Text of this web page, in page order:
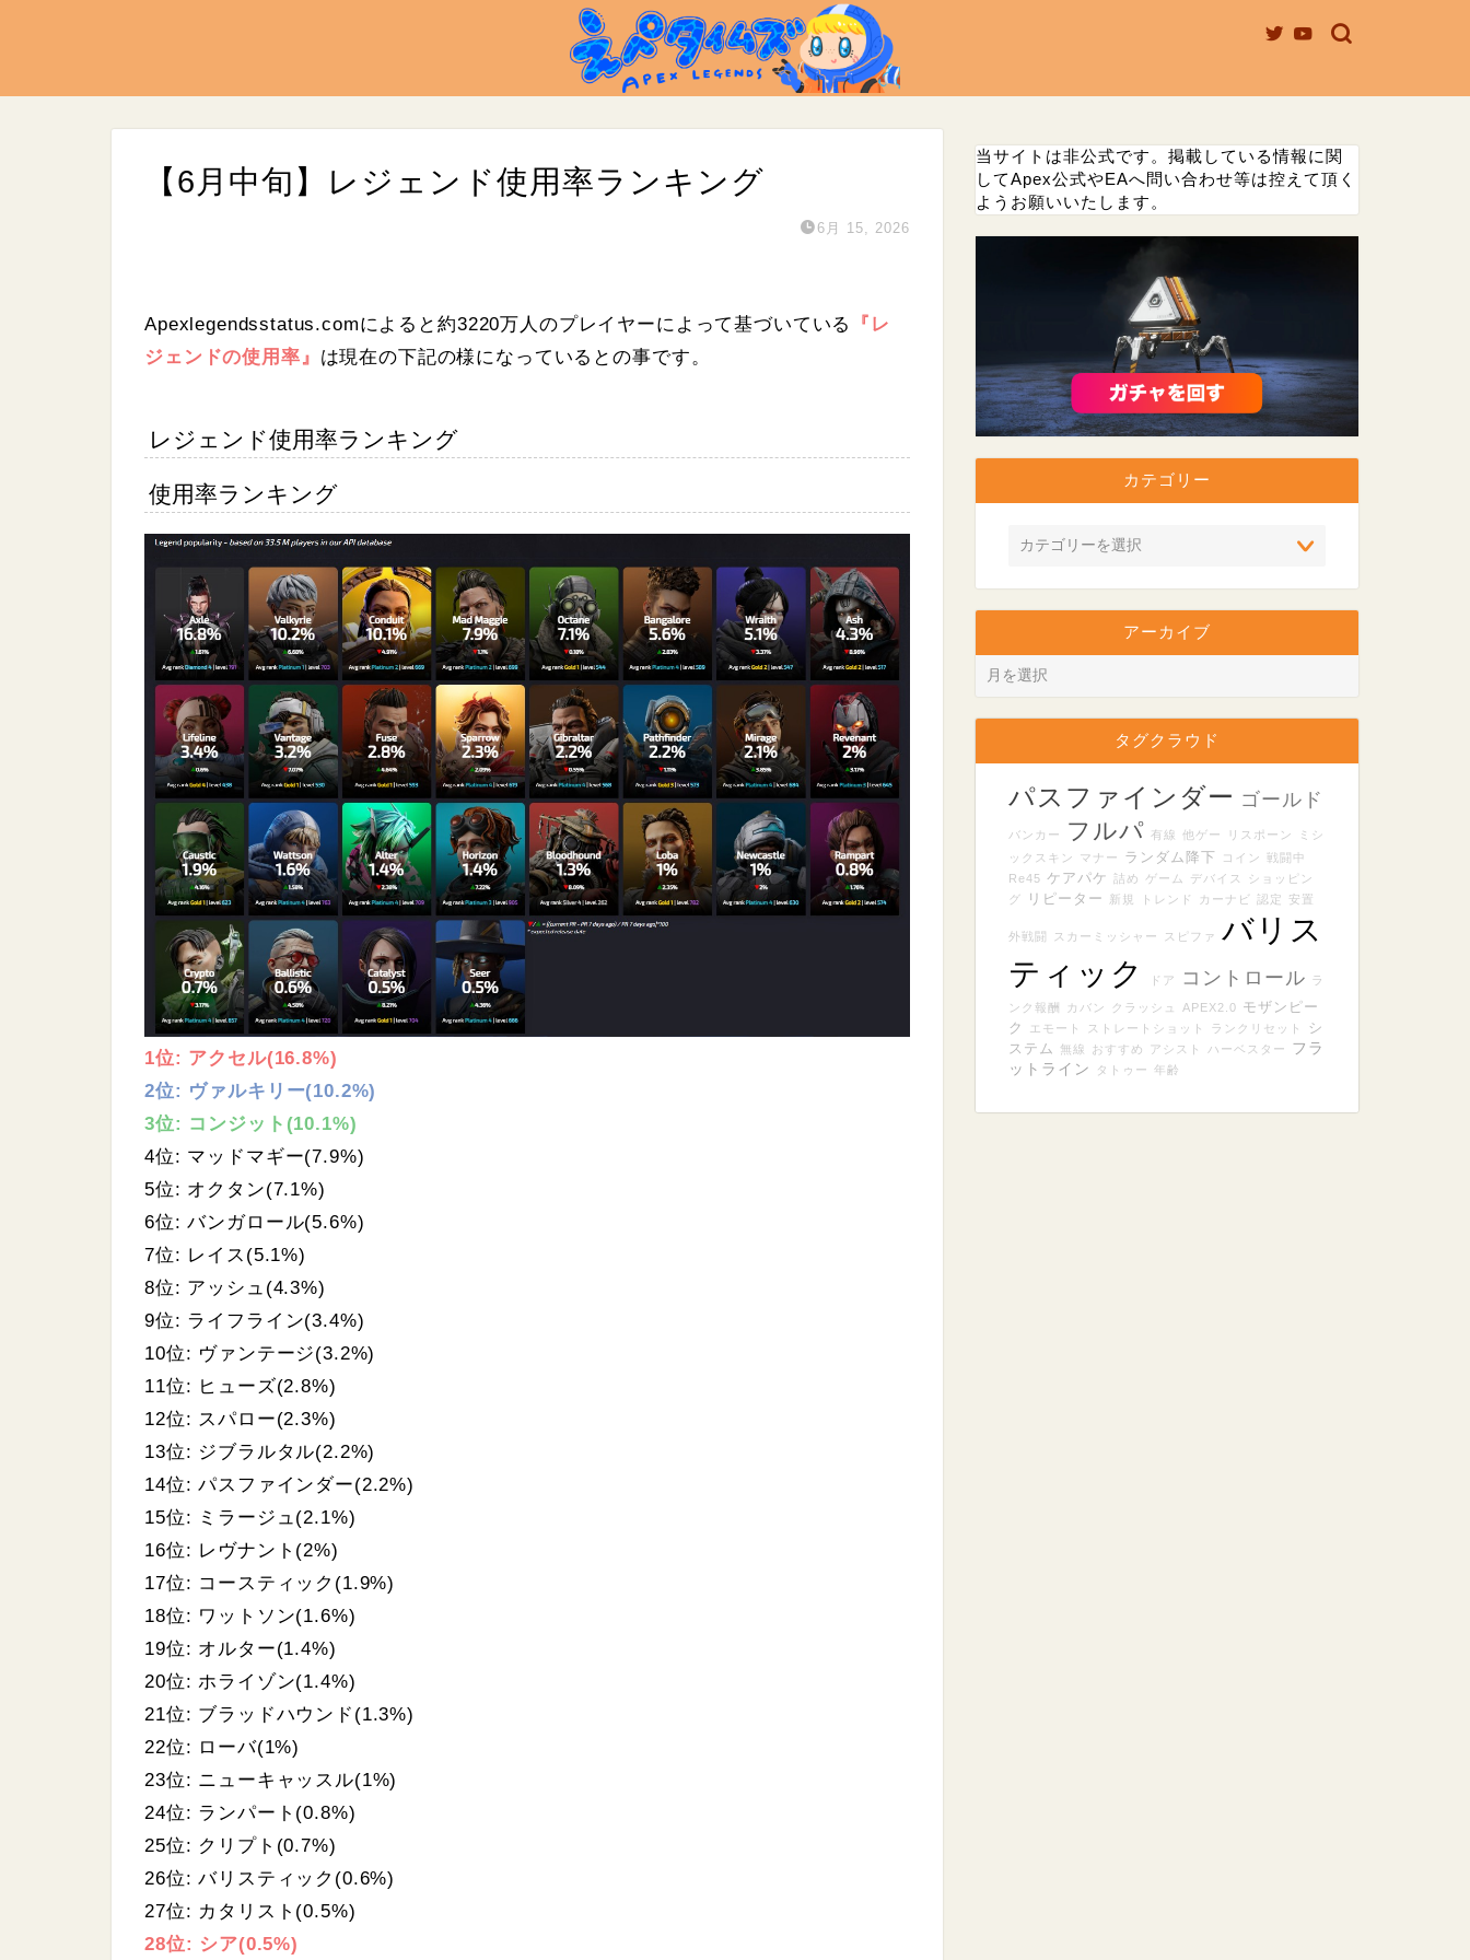
【6月中旬】レジェンド使用率ランキング
6月 15, 2026
n
/
L
o
a
9
.
Apexlegendsstatus.comによると 約3220万人 のプレイヤーによって基づいている
『レ
ジェンドの使用率』 は現在の下記の様になっているとの事です。
レジェンド使用率ランキング
使用率ランキング
1位: アクセル(16.8%)
2位: ヴァルキリー(10.2%)
3位: コンジット(10.1%)
4位: マッドマギー(7.9%)
5位: オクタン(7.1%)
6位: バンガロール(5.6%)
7位: レイス(5.1%)
8位: アッシュ(4.3%)
9位: ライフライン(3.4%)
10位: ヴァンテージ(3.2%)
11位: ヒューズ(2.8%)
12位: スパロー(2.3%)
13位: ジブラルタル(2.2%)
14位: パスファインダー(2.2%)
15位: ミラージュ(2.1%)
16位: レヴナント(2%)
17位: コースティック(1.9%)
18位: ワットソン(1.6%)
19位: オルター(1.4%)
20位: ホライゾン(1.4%)
21位: ブラッドハウンド(1.3%)
22位: ローバ(1%)
23位: ニューキャッスル(1%)
24位: ランパート(0.8%)
25位: クリプト(0.7%)
26位: バリスティック(0.6%)
27位: カタリスト(0.5%)
28位: シア(0.5%)
当サイトは非公式です。掲載している情報に関
してApex公式やEAへ問い合わせ等は控えて頂く
ようお願いいたします。
カテゴリー
アーカイブ
タグクラウド
パスファインダー ゴールド
バンカー フルパ 有線 他ゲー リスポーン
ミシ
ックスキン
マナー ランダム降下 コイン 戦闘中
Re45 ケアパケ 詰め ゲーム デバイス
ショッピン
グ
リピーター 新規 トレンド カーナビ 認定 安置
外戦闘 スカーミッシャー スピファ バリス
ティック
ドア コントロール ラ
ンク報酬 カバン クラッシュ APEX2.0 モザンピー
ク
エモート ストレートショット ランクリセット
シ
ステム
無線 おすすめ アシスト ハーベスター
フラ
ットライン
タトゥー 年齢